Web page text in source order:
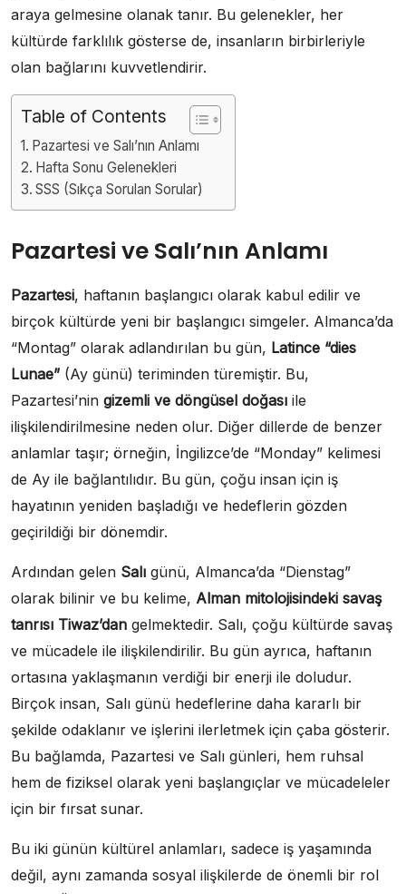
araya gelmesine olanak tanır. Bu gelenekler, her
kültürde farklılık gösterse de, insanların birbirleriyle
olan bağlarını kuvvetlendirir.
Table of Contents
Pazartesi ve Salı’nın Anlamı
Hafta Sonu Gelenekleri
SSS (Sıkça Sorulan Sorular)
Pazartesi ve Salı’nın Anlamı
Pazartesi, haftanın başlangıcı olarak kabul edilir ve
birçok kültürde yeni bir başlangıcı simgeler. Almanca’da
“Montag” olarak adlandırılan bu gün, Latince “dies
Lunae” (Ay günü) teriminden türemiştir. Bu,
Pazartesi’nin gizemli ve döngüsel doğası ile
ilişkilendirilmesine neden olur. Diğer dillerde de benzer
anlamlar taşır; örneğin, İngilizce’de “Monday” kelimesi
de Ay ile bağlantılıdır. Bu gün, çoğu insan için iş
hayatının yeniden başladığı ve hedeflerin gözden
geçirildiği bir dönemdir.
Ardından gelen Salı günü, Almanca’da “Dienstag”
olarak bilinir ve bu kelime, Alman mitolojisindeki savaş
tanrısı Tiwaz’dan gelmektedir. Salı, çoğu kültürde savaş
ve mücadele ile ilişkilendirilir. Bu gün ayrıca, haftanın
ortasına yaklaşmanın verdiği bir enerji ile doludur.
Birçok insan, Salı günü hedeflerine daha kararlı bir
şekilde odaklanır ve işlerini ilerletmek için çaba gösterir.
Bu bağlamda, Pazartesi ve Salı günleri, hem ruhsal
hem de fiziksel olarak yeni başlangıçlar ve mücadeleler
için bir fırsat sunar.
Bu iki günün kültürel anlamları, sadece iş yaşamında
değil, aynı zamanda sosyal ilişkilerde de önemli bir rol